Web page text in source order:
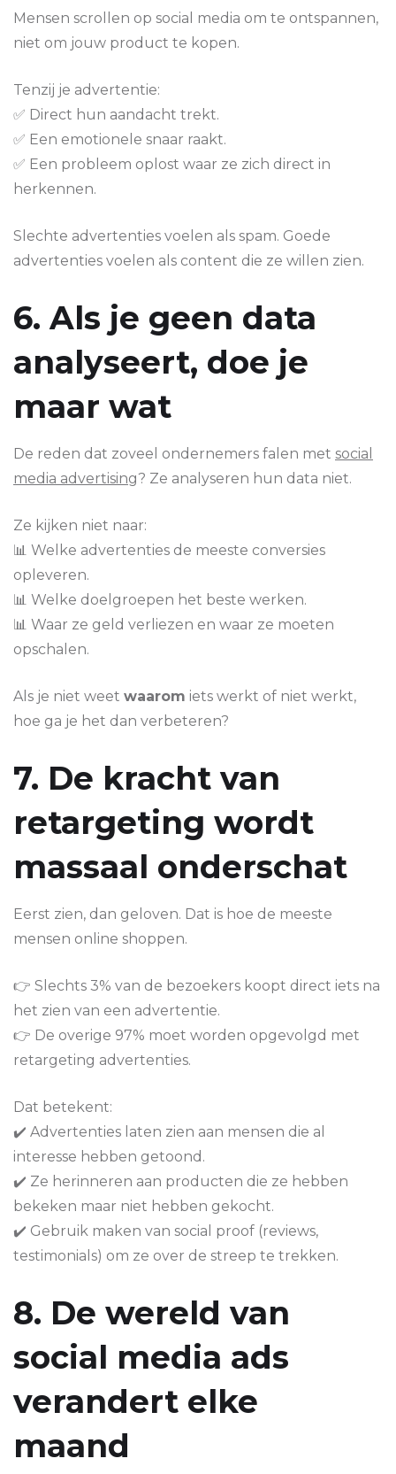
Mensen scrollen op social media om te ontspannen,
niet om jouw product te kopen.
Tenzij je advertentie:
✅ Direct hun aandacht trekt.
✅ Een emotionele snaar raakt.
✅ Een probleem oplost waar ze zich direct in
herkennen.
Slechte advertenties voelen als spam. Goede
advertenties voelen als content die ze willen zien.
6. Als je geen data
analyseert, doe je
maar wat
De reden dat zoveel ondernemers falen met social
media advertising? Ze analyseren hun data niet.
Ze kijken niet naar:
📊 Welke advertenties de meeste conversies
opleveren.
📊 Welke doelgroepen het beste werken.
📊 Waar ze geld verliezen en waar ze moeten
opschalen.
Als je niet weet waarom iets werkt of niet werkt,
hoe ga je het dan verbeteren?
7. De kracht van
retargeting wordt
massaal onderschat
Eerst zien, dan geloven. Dat is hoe de meeste
mensen online shoppen.
👉 Slechts 3% van de bezoekers koopt direct iets na
het zien van een advertentie.
👉 De overige 97% moet worden opgevolgd met
retargeting advertenties.
Dat betekent:
✔️ Advertenties laten zien aan mensen die al
interesse hebben getoond.
✔️ Ze herinneren aan producten die ze hebben
bekeken maar niet hebben gekocht.
✔️ Gebruik maken van social proof (reviews,
testimonials) om ze over de streep te trekken.
8. De wereld van
social media ads
verandert elke
maand